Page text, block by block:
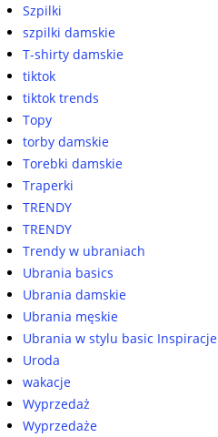
Szpilki
szpilki damskie
T-shirty damskie
tiktok
tiktok trends
Topy
torby damskie
Torebki damskie
Traperki
TRENDY
TRENDY
Trendy w ubraniach
Ubrania basics
Ubrania damskie
Ubrania męskie
Ubrania w stylu basic Inspiracje
Uroda
wakacje
Wyprzedaż
Wyprzedaże